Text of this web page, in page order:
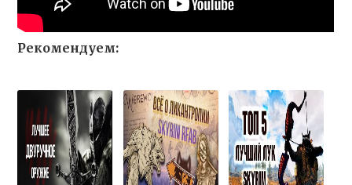
Рекомендуем: